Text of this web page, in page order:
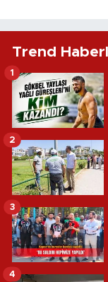
Trend
1
2
3
4